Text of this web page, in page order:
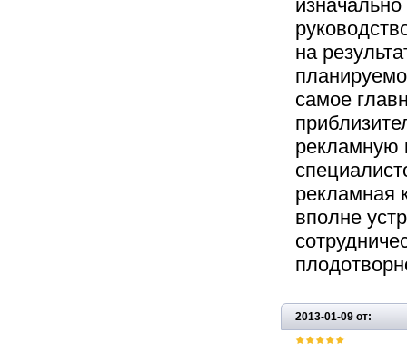
на
самое
рекламную
рекламная
вполне
2013-01-09 от: